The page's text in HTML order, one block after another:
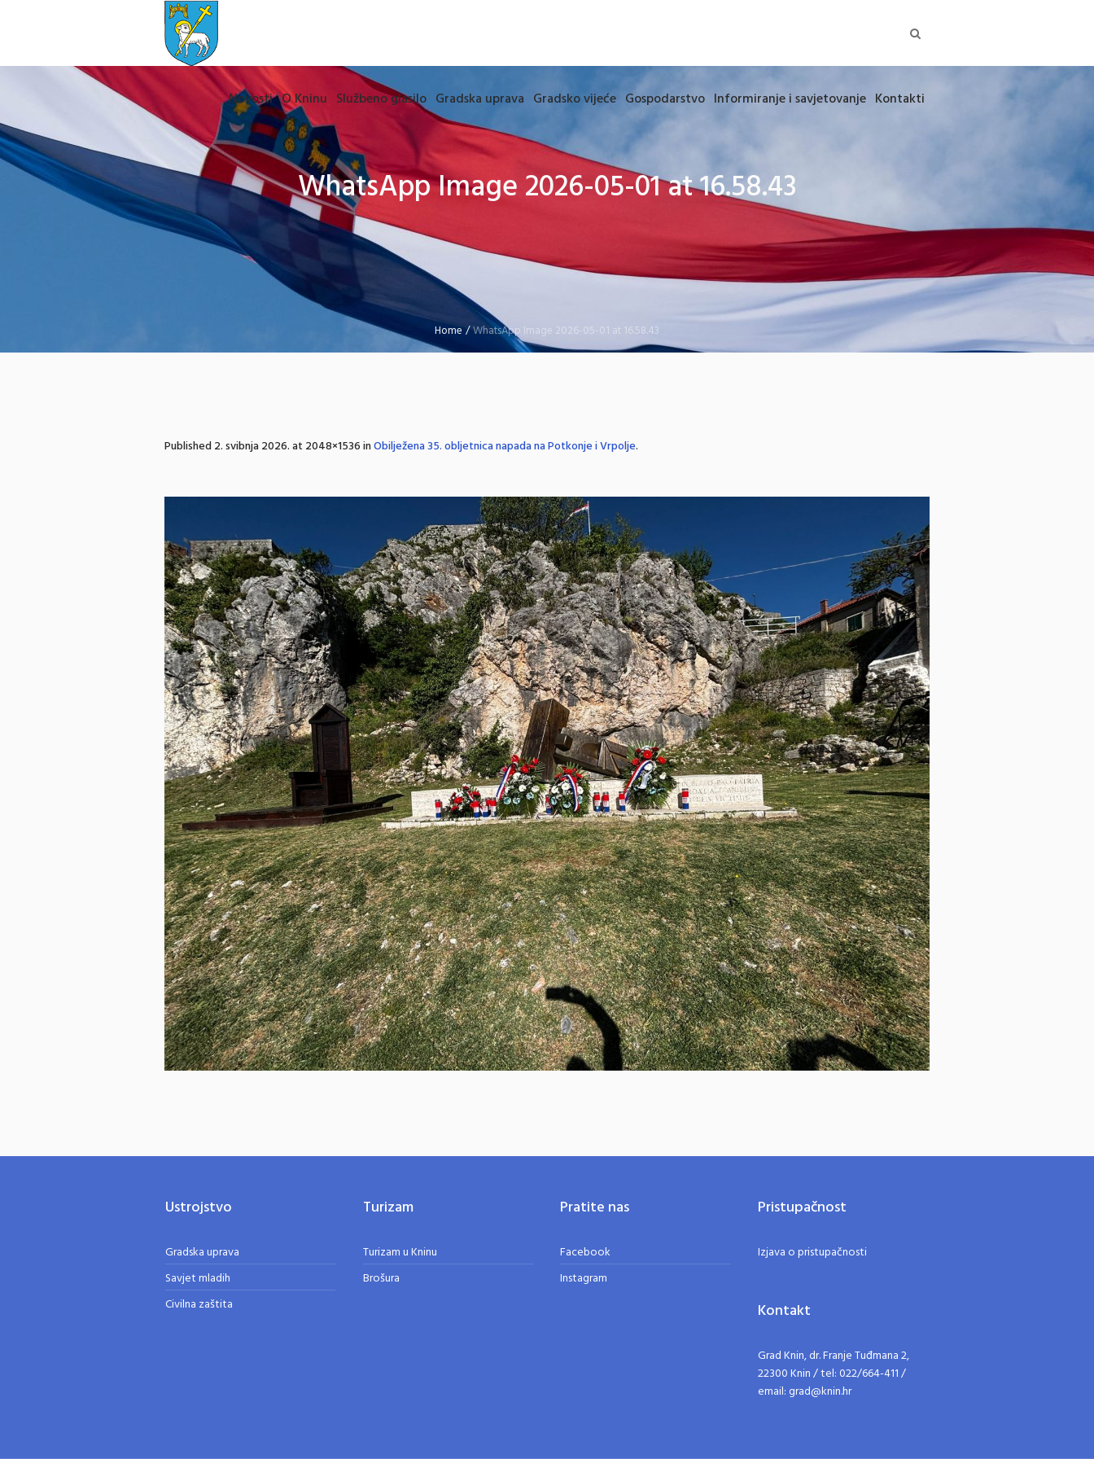
Novosti O Kninu Službeno glasilo Gradska uprava Gradsko vijeće Gospodarstvo Informiranje i savjetovanje Kontakti
WhatsApp Image 2026-05-01 at 16.58.43
Home /WhatsApp Image 2026-05-01 at 16.58.43
Published2. svibnja 2026.at 2048×1536 inObilježena 35. obljetnica napada na Potkonje i Vrpolje.
Ustrojstvo
Gradska uprava
Savjet mladih
Civilna zaštita
Turizam
Turizam u Kninu
Brošura
Pratite nas
Facebook
Instagram
Pristupačnost
Izjava o pristupačnosti
Kontakt
Grad Knin, dr. Franje Tuđmana 2,
22300 Knin / tel: 022/664-411 /
email: grad@knin.hr